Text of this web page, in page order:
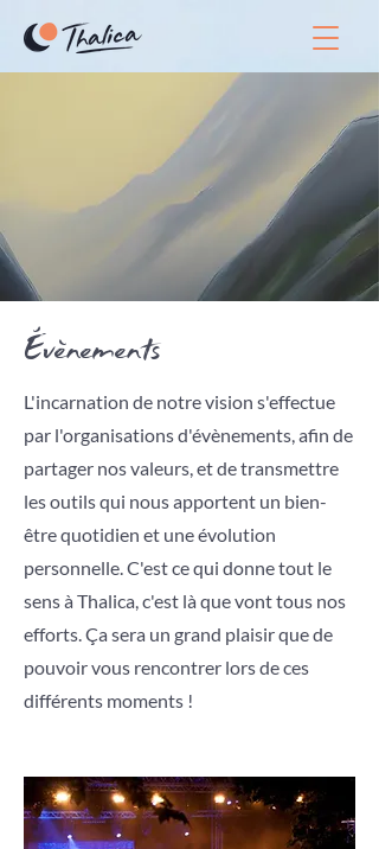
Évènements
L'incarnation de notre vision s'effectue
par l'organisations d'évènements, afin de
partager nos valeurs, et de transmettre
les outils qui nous apportent un bien-
être quotidien et une évolution
personnelle. C'est ce qui donne tout le
sens à Thalica, c'est là que vont tous nos
efforts. Ça sera un grand plaisir que de
pouvoir vous rencontrer lors de ces
différents moments !